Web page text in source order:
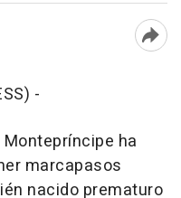
-
ha
marcapasos
nacido prematuro